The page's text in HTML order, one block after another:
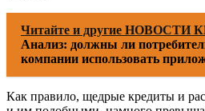
Читайте и другие НОВОСТИ
Анализ: должны ли
компании использовать
Как правило, щедрые кредиты и